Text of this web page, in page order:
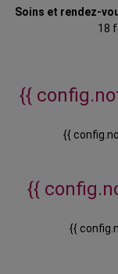
Soins et rendez-
18
{{
{{
{{
{{